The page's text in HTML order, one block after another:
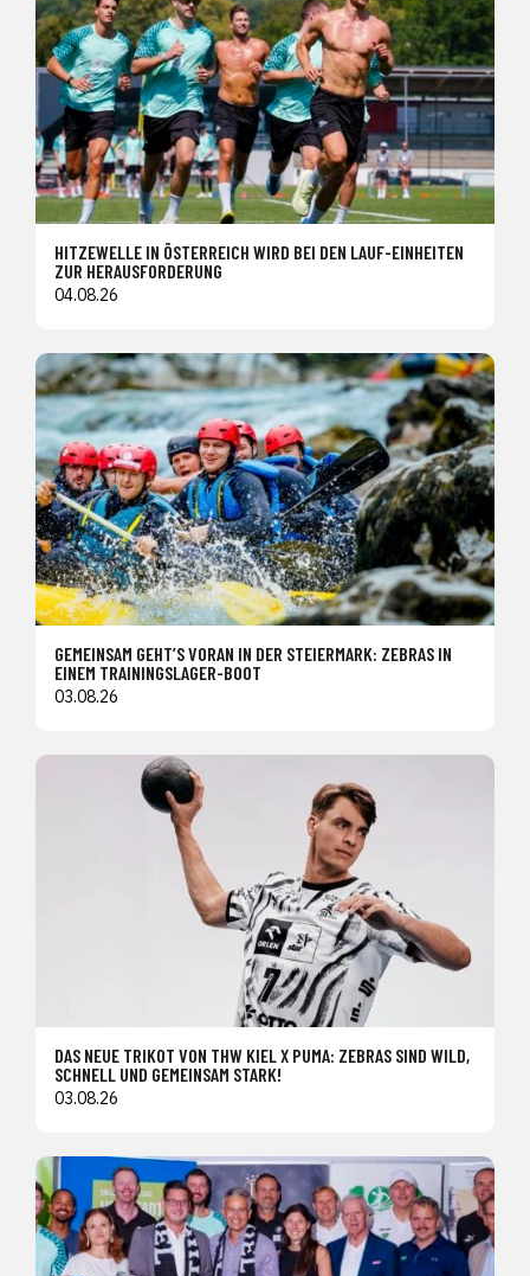
HITZEWELLE IN ÖSTERREICH WIRD BEI DEN LAUF-EINHEITEN
ZUR HERAUSFORDERUNG
04.08.26
GEMEINSAM GEHT’S VORAN IN DER STEIERMARK: ZEBRAS IN
EINEM TRAININGSLAGER-BOOT
03.08.26
DAS NEUE TRIKOT VON THW KIEL X PUMA: ZEBRAS SIND WILD,
SCHNELL UND GEMEINSAM STARK!
03.08.26